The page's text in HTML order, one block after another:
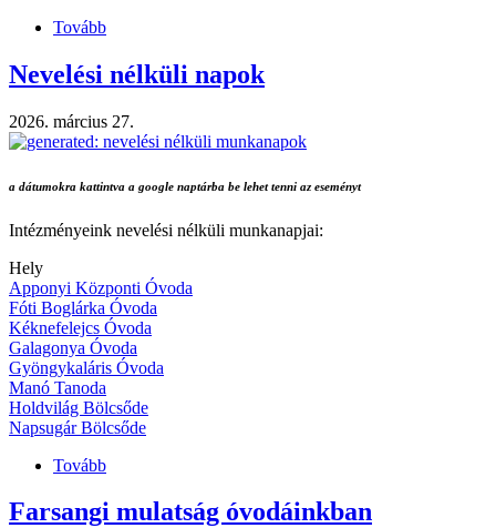
Tovább
es
nevelési
Nevelési nélküli napok
2026. március 27.
a dátumokra kattintva a google naptárba be lehet tenni az eseményt
Intézményeink nevelési nélküli munkanapjai:
Hely
Apponyi Központi Óvoda
Fóti Boglárka Óvoda
Kéknefelejcs Óvoda
Galagonya Óvoda
Gyöngykaláris Óvoda
Manó Tanoda
Holdvilág Bölcsőde
Napsugár Bölcsőde
Tovább
napok)
Farsangi mulatság óvodáinkban